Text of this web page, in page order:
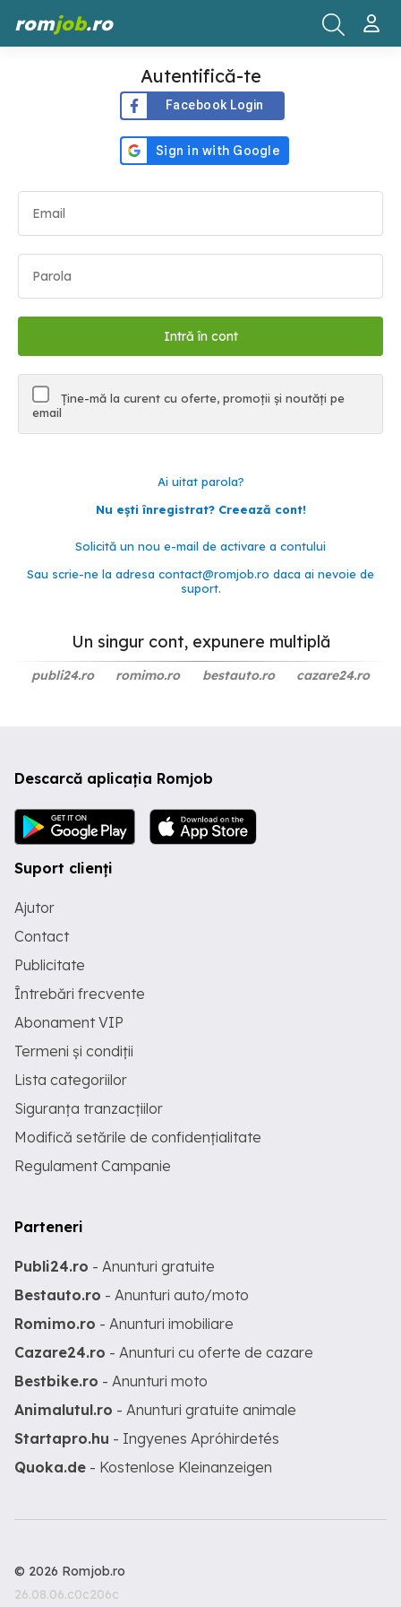
romjob.ro
Autentifică-te
Facebook Login
Ține-mă la curent cu oferte, promoții și noutăți pe
email
Ai uitat parola?
Nu ești înregistrat? Creează cont!
Solicită un nou e-mail de activare a contului
Sau scrie-ne la adresa contact@romjob.ro daca ai nevoie de
suport.
Un singur cont, expunere multiplă
publi24.ro romimo.ro bestauto.ro cazare24.ro
Descarcă aplicația Romjob
Suport clienți
Ajutor
Contact
Publicitate
Întrebări frecvente
Abonament VIP
Termeni și condiții
Lista categoriilor
Siguranța tranzacțiilor
Modifică setările de confidențialitate
Regulament Campanie
Parteneri
Publi24.ro - Anunturi gratuite
Bestauto.ro - Anunturi auto/moto
Romimo.ro - Anunturi imobiliare
Cazare24.ro - Anunturi cu oferte de cazare
Bestbike.ro - Anunturi moto
Animalutul.ro - Anunturi gratuite animale
Startapro.hu - Ingyenes Apróhirdetés
Quoka.de - Kostenlose Kleinanzeigen
© 2026 Romjob.ro
26.08.06.c0c206c